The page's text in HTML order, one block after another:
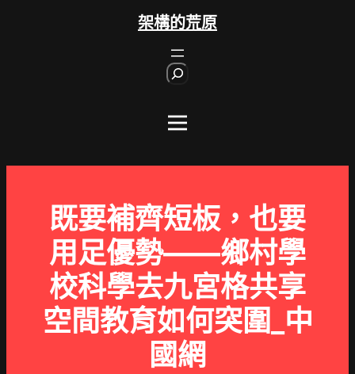
架構的荒原
既要補齊短板，也要
用足優勢——鄉村學
校科學去九宮格共享
空間教育如何突圍_中
國網